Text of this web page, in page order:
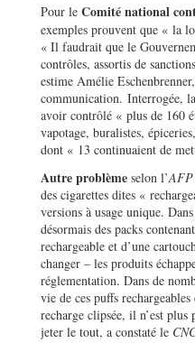
Pour le Comité national
exemples prouvent que « la
« Il faudrait que le
contrôles, assortis de
estime Amélie
communication. Interrogée,
avoir contrôlé « plus de 160
vapotage, buralistes,
dont « 13 continuaient de
Autre problème selon l’AFP
des cigarettes dites «
versions à usage unique.
désormais des packs
rechargeable et d’une
changer – les produits
réglementation. Dans de
vie de ces puffs
recharge clipsée, il n’est plus
jeter le tout, a constaté le